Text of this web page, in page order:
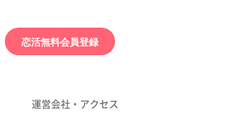
恋活無料会員登録
運営会社・アクセス